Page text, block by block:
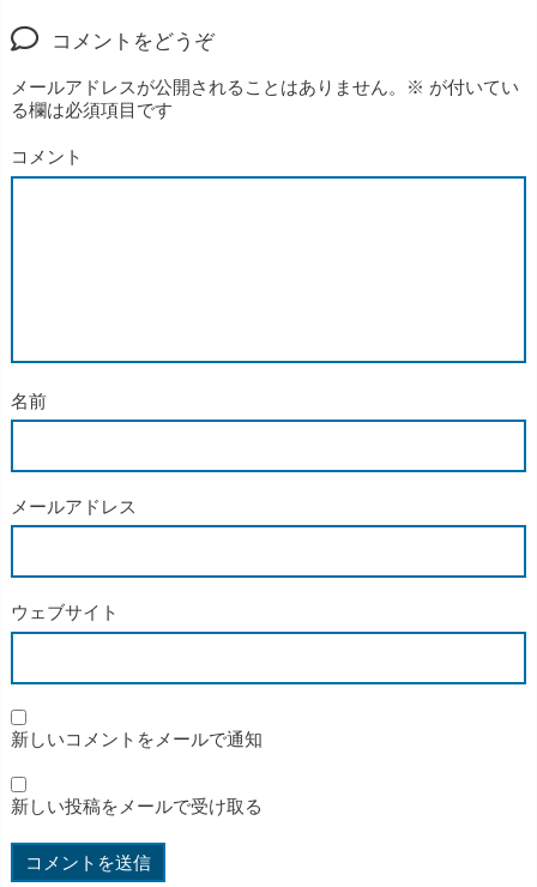
コメントをどうぞ
メールアドレスが公開されることはありません。 ※ が付いてい
る欄は必須項目です
コメント
名前
メールアドレス
ウェブサイト
新しいコメントをメールで通知
新しい投稿をメールで受け取る